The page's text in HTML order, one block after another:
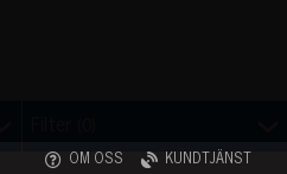
OM OSS KUNDTJÄNST